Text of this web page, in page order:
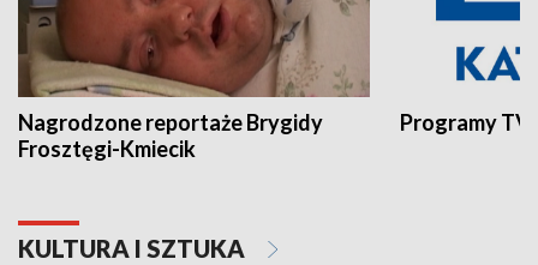
Nagrodzone reportaże Brygidy
Frosztęgi-Kmiecik
Programy
KULTURA I SZTUKA